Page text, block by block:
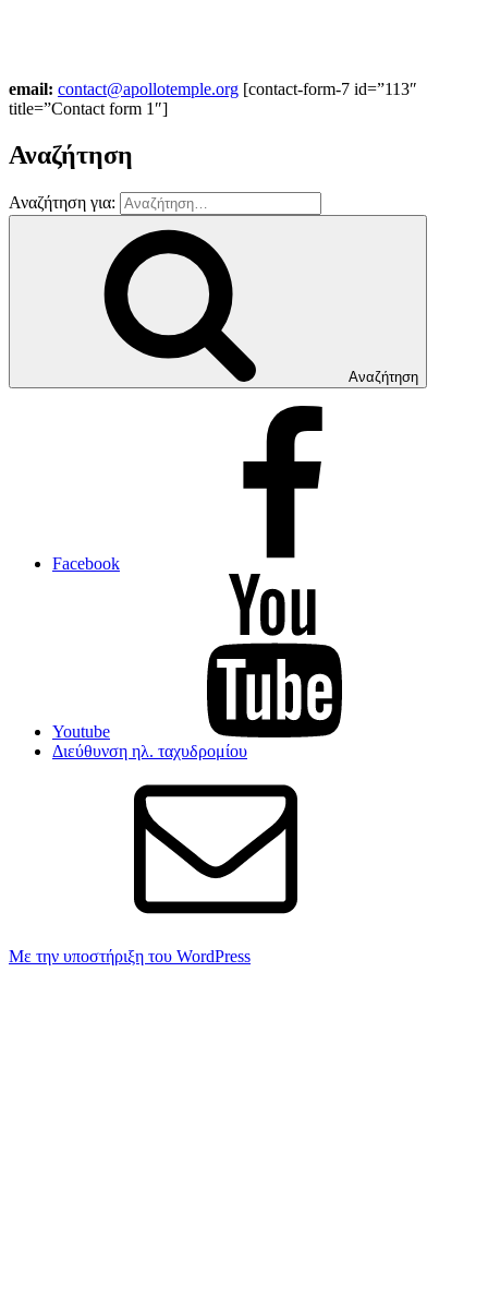
email: contact@apollotemple.org [contact-form-7 id=”113″
title=”Contact form 1″]
Αναζήτηση
Αναζήτηση για:
Αναζήτηση
Facebook
Youtube
Διεύθυνση ηλ. ταχυδρομίου
Με την υποστήριξη του WordPress